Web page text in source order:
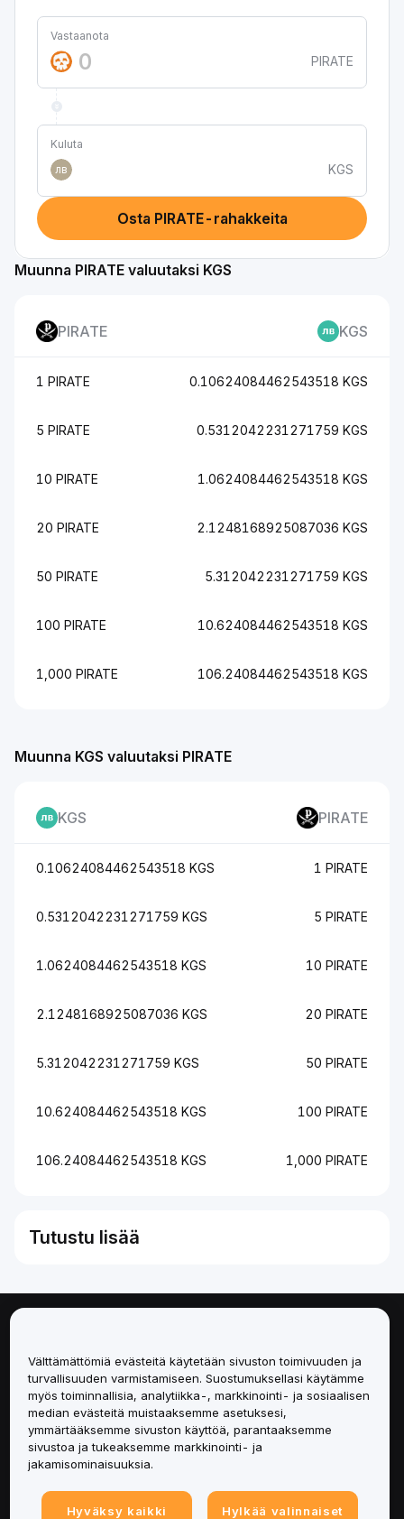
Vastaanota
PIRATE
Kuluta
лв
KGS
Osta PIRATE-rahakkeita
Muunna PIRATE valuutaksi KGS
PIRATE KGS
1 PIRATE 0.10624084462543518 KGS
5 PIRATE 0.5312042231271759 KGS
10 PIRATE 1.0624084462543518 KGS
20 PIRATE 2.1248168925087036 KGS
50 PIRATE 5.312042231271759 KGS
100 PIRATE 10.624084462543518 KGS
1,000 PIRATE 106.24084462543518 KGS
Muunna KGS valuutaksi PIRATE
KGS PIRATE
0.10624084462543518 KGS 1 PIRATE
0.5312042231271759 KGS 5 PIRATE
1.0624084462543518 KGS 10 PIRATE
2.1248168925087036 KGS 20 PIRATE
5.312042231271759 KGS 50 PIRATE
10.624084462543518 KGS 100 PIRATE
106.24084462543518 KGS 1,000 PIRATE
Tutustu lisää
Palvelut
Tuki
Tuotteet
Lakiasiat
Välttämättömiä evästeitä käytetään sivuston toimivuuden ja
turvallisuuden varmistamiseen. Suostumuksellasi käytämme
myös toiminnallisia, analytiikka-, markkinointi- ja sosiaalisen
median evästeitä muistaaksemme asetuksesi,
ymmärtääksemme sivuston käyttöä, parantaaksemme
sivustoa ja tukeaksemme markkinointi- ja
jakamisominaisuuksia.
Hyväksy kaikki Hylkää valinnaiset